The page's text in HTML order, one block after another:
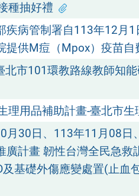
種抽好禮
疾病管制署自113年12月
提供M痘（Mpox）疫苗自
北市101環教路線教師知
理用品補助計畫-臺北市生
月30日、113年11月08日
廣計畫 韌性台灣全民急救
及基礎外傷應變處置(止血